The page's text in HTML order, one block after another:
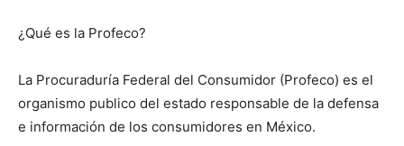
¿Qué es la Profeco?
La Procuraduría Federal del Consumidor (Profeco) es el
organismo publico del estado responsable de la defensa
e información de los consumidores en México.